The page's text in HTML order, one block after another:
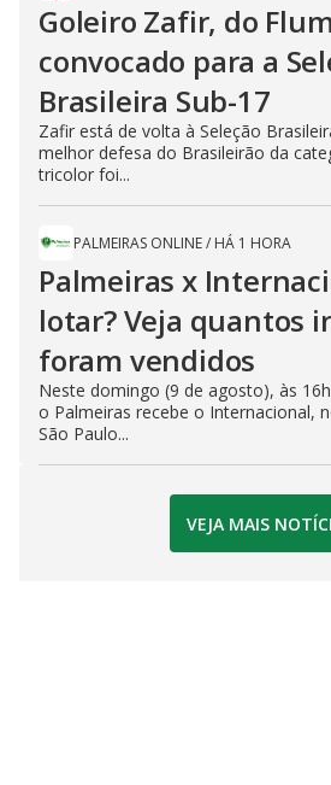
Goleiro Zafir, do
convocado para a
Brasileira Sub-17
Zafir está de volta à Seleção
melhor defesa do Brasileirão da
tricolor foi...
PALMEIRAS ONLINE/ HÁ 1 HORA
Palmeiras x
lotar? Veja quantos
foram vendidos
Neste domingo (9 de agosto), às
o Palmeiras recebe o Internacional,
São Paulo...
VEJA MAIS